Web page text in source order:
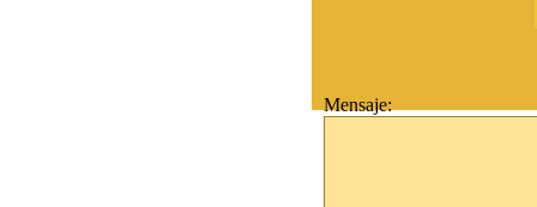
Mensaje: